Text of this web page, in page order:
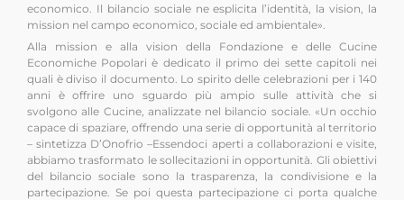
economico. Il bilancio sociale ne esplicita l’identità, la vision, la
mission nel campo economico, sociale ed ambientale».
Alla mission e alla vision della Fondazione e delle Cucine
Economiche Popolari è dedicato il primo dei sette capitoli nei
quali è diviso il documento. Lo spirito delle celebrazioni per i 140
anni è offrire uno sguardo più ampio sulle attività che si
svolgono alle Cucine, analizzate nel bilancio sociale. «Un occhio
capace di spaziare, offrendo una serie di opportunità al territorio
– sintetizza D’Onofrio –Essendoci aperti a collaborazioni e visite,
abbiamo trasformato le sollecitazioni in opportunità. Gli obiettivi
del bilancio sociale sono la trasparenza, la condivisione e la
partecipazione. Se poi questa partecipazione ci porta qualche